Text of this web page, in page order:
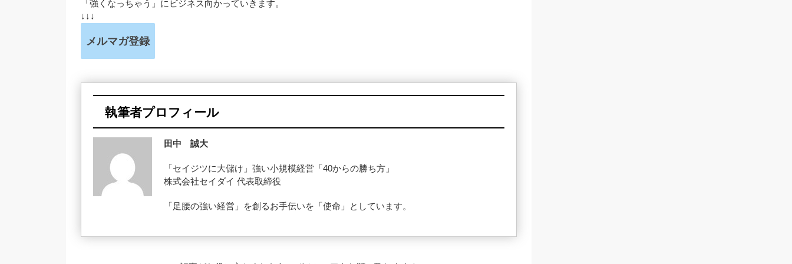
「強くなっちゃう」にビジネス向かっていきます。
↓↓↓
メルマガ登録
執筆者プロフィール
田中 誠大
「セイジツに大儲け」強い小規模経営「40からの勝ち方」
株式会社セイダイ 代表取締役
「足腰の強い経営」を創るお手伝いを「使命」としています。